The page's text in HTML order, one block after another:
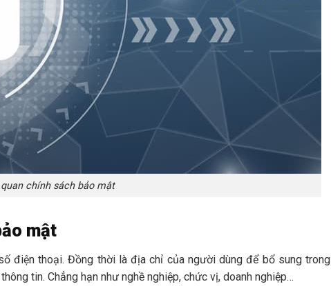
chính sách bảo mật
mật
điện thoại. Đồng thời là địa chỉ của người dùng để bổ sung trong
tin. Chẳng hạn như nghề nghiệp, chức vị, doanh nghiệp…